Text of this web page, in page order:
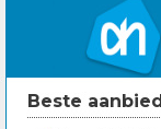
Beste